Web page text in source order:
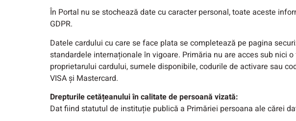
În Portal nu se stochează date cu caracter personal, toate aceste
GDPR.
Datele cardului cu care se face plata se completează pe pagina
standardele internaționale în vigoare. Primăria nu are acces sub nici
proprietarului cardului, sumele disponibile, codurile de activare sau
VISA și Mastercard.
Drepturile cetățeanului în calitate de persoană vizată:
Dat fiind statutul de instituție publică a Primăriei persoana ale cărei